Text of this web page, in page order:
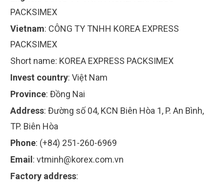
PACKSIMEX
Vietnam: CÔNG TY TNHH KOREA EXPRESS
PACKSIMEX
Short name: KOREA EXPRESS PACKSIMEX
Invest country: Việt Nam
Province: Đồng Nai
Address: Đường số 04, KCN Biên Hòa 1, P. An Bình,
TP. Biên Hòa
Phone: (+84) 251-260-6969
Email : vtminh@korex.com.vn
Factory address: